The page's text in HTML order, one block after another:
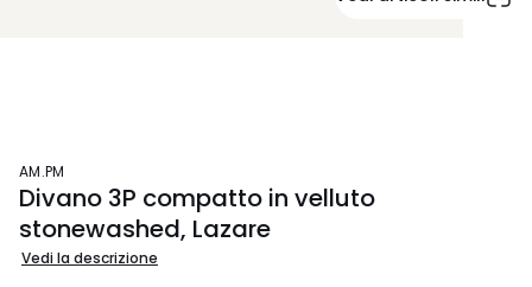
AM.PM
Divano 3P compatto in velluto
stonewashed, Lazare
Vedi la descrizione